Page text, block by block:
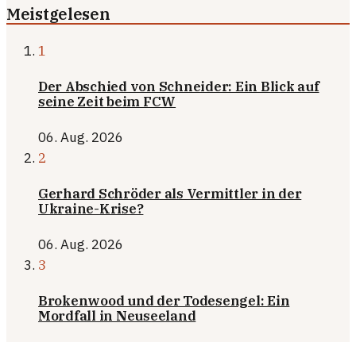
Meistgelesen
1
Der Abschied von Schneider: Ein Blick auf
seine Zeit beim FCW
06. Aug. 2026
2
Gerhard Schröder als Vermittler in der
Ukraine-Krise?
06. Aug. 2026
3
Brokenwood und der Todesengel: Ein
Mordfall in Neuseeland